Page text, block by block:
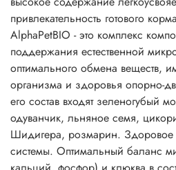
привлекательность готового
AlphaPetBIO - это комплекс
поддержания естественной
оптимального обмена веществ,
организма и здоровья опорно-
его состав входят зеленогубый
одуванчик, льняное семя,
Шидигера, розмарин. Здоровое
системы. Оптимальный баланс